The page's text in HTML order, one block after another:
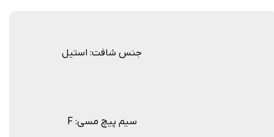
جنس شافت: استیل
F :سیم پیچ مسی